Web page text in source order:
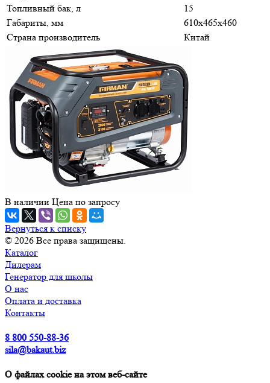
Топливный бак, л
15
Габариты, мм
610х465х460
Страна производитель
Китай
В наличии Цена по запросу
Вернуться к списку
© 2026 Все права защищены.
Каталог
Дилерам
Генератор для школы
О нас
Оплата и доставка
Контакты
8 800 550-88-36
sila@bakaut.biz
О файлах cookie на этом веб-сайте